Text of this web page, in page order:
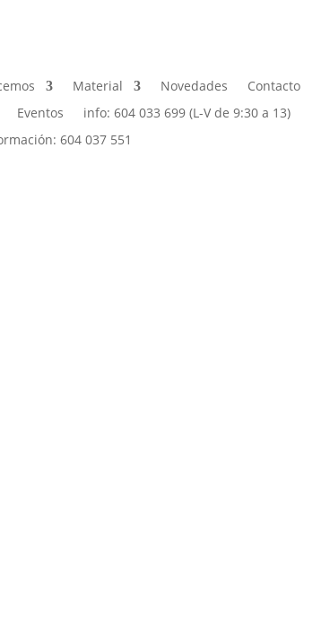
Material Novedades
Contacto
Eventos
info: 604 033 699 (L-V de 9:30 a 13)
604 037 551